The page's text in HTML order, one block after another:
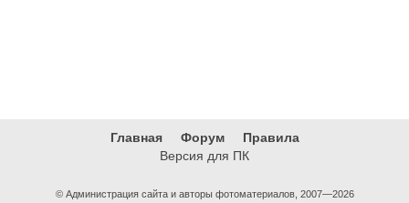
Главная Форум
Правила
Версия для ПК
© Администрация сайта и авторы фотоматериалов, 2007—2026